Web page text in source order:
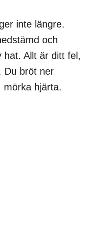
inte längre.
och
hat. Allt är ditt fel,
Du bröt ner
mörka hjärta.